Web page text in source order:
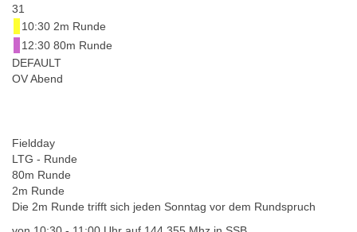
31
10:30 2m Runde
12:30 80m Runde
DEFAULT
OV Abend
Fieldday
LTG - Runde
80m Runde
2m Runde
Die 2m Runde trifft sich jeden Sonntag vor dem Rundspruch